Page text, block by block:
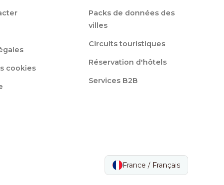
cookies
Packs de données des
villes
Circuits touristiques
Réservation d'hôtels
Services B2B
France / Français